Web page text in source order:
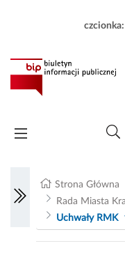
czcionka:
Strona Główna
Rada Miasta
Uchwały RMK